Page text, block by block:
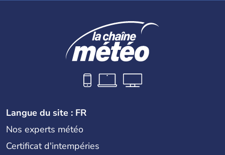
Langue du site : FR
Nos experts météo
Certificat d'intempéries